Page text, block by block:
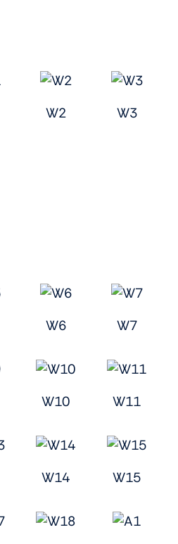
W2 W3
W6 W7
W10 W11
W14 W15